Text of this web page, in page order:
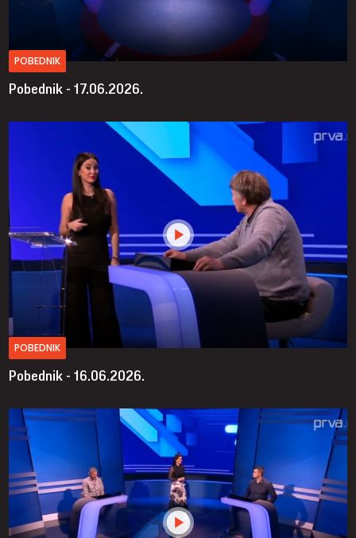
POBEDNIK
Pobednik - 17.06.2026.
POBEDNIK
Pobednik - 16.06.2026.